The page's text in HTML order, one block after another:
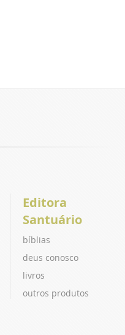
Editora
Santuário
bíblias
deus conosco
livros
outros produtos